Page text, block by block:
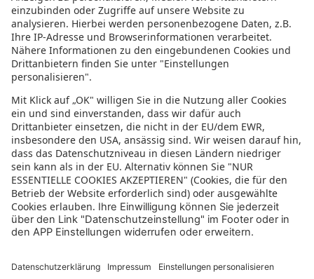
Datenschutzeinstellungen
In der sonnenklar.TV Mediathek finden Sie alle Informationen rundum
den TV-Sender sonnenklar.TV!
Das Angebot war mal wieder zu schnell weg? Oder Sie wollen sich Ihre
nächste Traumreise noch einmal gratis etwas genauer anschauen? Dann
stöbern Sie doch in unserem TV-Programmund sehen Sie sich dort die
Folgen der letzten Tage nochmal an! Sie würden gerne wissen, was
gerade im TV läuft? Über unserenLive-Streamkönnen Sie sonnenklar.TV
online anschauen und die aktuellen Reise-Schnäppchen aus dem
Fernsehen verfolgen! Alle HDTV Infos und Empfangs-Einstellungen
finden Siehier. Dazu gehören Anleitungen zu den Einstellungen bei
Android & iOS Apps sowie der Windows PC App. Für Inspirationen sorgen
den Urlwald entführen! Diverse Videos von Hotels, der Umgebung und